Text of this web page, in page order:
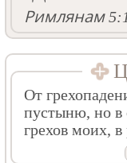
Римлянам
От
пустыню, но в
грехов моих, в